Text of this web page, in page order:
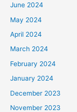
June 2024
May 2024
April 2024
March 2024
February 2024
January 2024
December 2023
November 2023